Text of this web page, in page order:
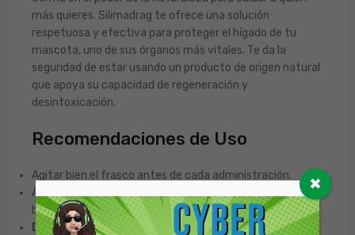
más quieres. Silimadrag te ofrece una solución
respetuosa y efectiva para proteger el hígado de tu
mascota, uno de sus órganos más vitales. Te da la
seguridad de estar usando un producto de origen natural
que apoya su capacidad de regeneración y
desintoxicación.
Recomendaciones de Uso
Agitar bien el frasco antes de cada administración.
Administrar la suspensión por vía oral, directamente en la
boca o mezclada con el alimento.
Dosis para Perros:
4 mL por cada 10 Kg de peso, dos
✖